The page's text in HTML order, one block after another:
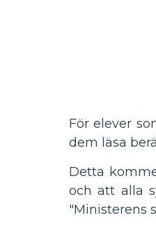
För elever
dem läsa
Detta
och att alla
"Ministerens